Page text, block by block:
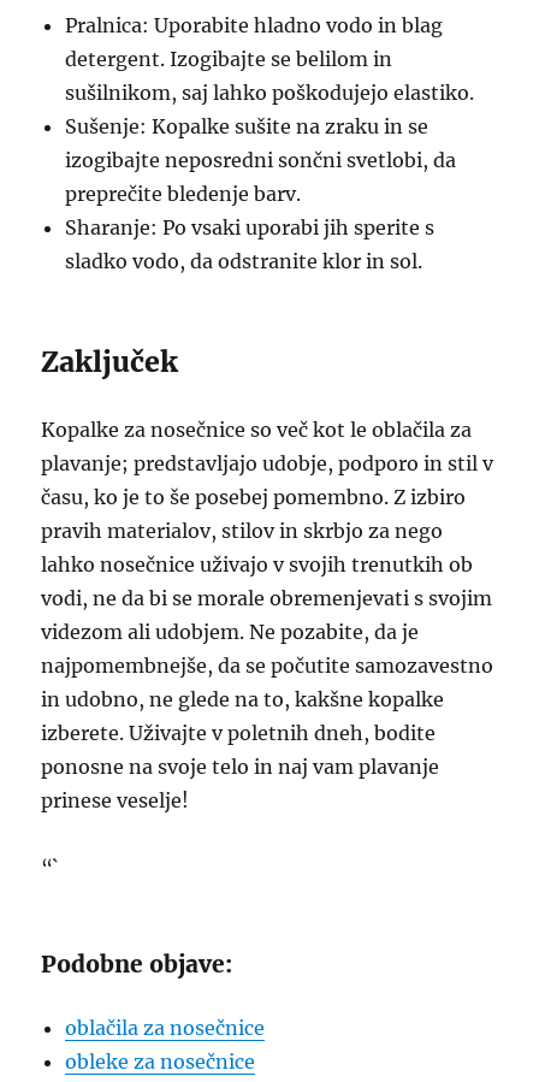
Pralnica: Uporabite hladno vodo in blag
detergent. Izogibajte se belilom in
sušilnikom, saj lahko poškodujejo elastiko.
Sušenje: Kopalke sušite na zraku in se
izogibajte neposredni sončni svetlobi, da
preprečite bledenje barv.
Sharanje: Po vsaki uporabi jih sperite s
sladko vodo, da odstranite klor in sol.
Zaključek
Kopalke za nosečnice so več kot le oblačila za
plavanje; predstavljajo udobje, podporo in stil v
času, ko je to še posebej pomembno. Z izbiro
pravih materialov, stilov in skrbjo za nego
lahko nosečnice uživajo v svojih trenutkih ob
vodi, ne da bi se morale obremenjevati s svojim
videzom ali udobjem. Ne pozabite, da je
najpomembnejše, da se počutite samozavestno
in udobno, ne glede na to, kakšne kopalke
izberete. Uživajte v poletnih dneh, bodite
ponosne na svoje telo in naj vam plavanje
prinese veselje!
“`
Podobne objave:
oblačila za nosečnice
obleke za nosečnice